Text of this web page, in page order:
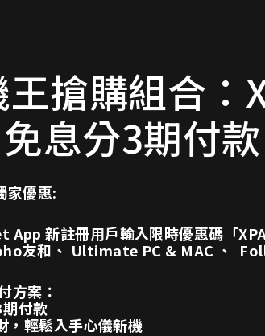
搶購組合：
息分3期付款
家優惠:
App 新註冊用戶輸入限時優惠碼「
友和、 Ultimate PC & MAC 、
方案：
付款
，輕鬆入手心儀新機